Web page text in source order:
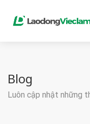
Blog
Luôn cập nhật những